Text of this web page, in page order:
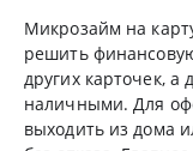
Микрозайм на
решить
других карточек,
наличными. Для
выходить из дома